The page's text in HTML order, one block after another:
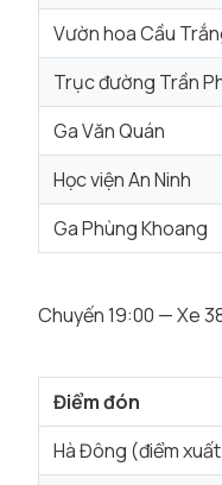
Vườn hoa Cầu
Trục đường Trần
Ga Văn Quán
Học viện An Ninh
Ga Phùng Khoang
Chuyến 19:00 — Xe
Điểm đón
Hà Đông (điểm